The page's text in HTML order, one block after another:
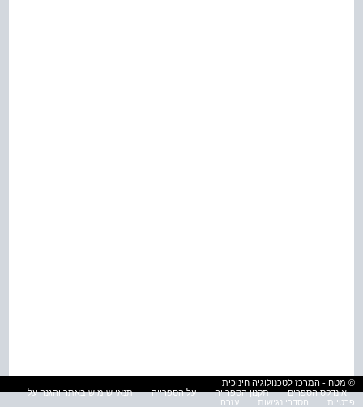
© מטח - המרכז לטכנולוגיה חינוכית
אינדקס הספרים
תקנון הספרייה על הספרייה
תנאי שימוש באתר והגנה על
פרטיות
הסדרי נגישות עזרה